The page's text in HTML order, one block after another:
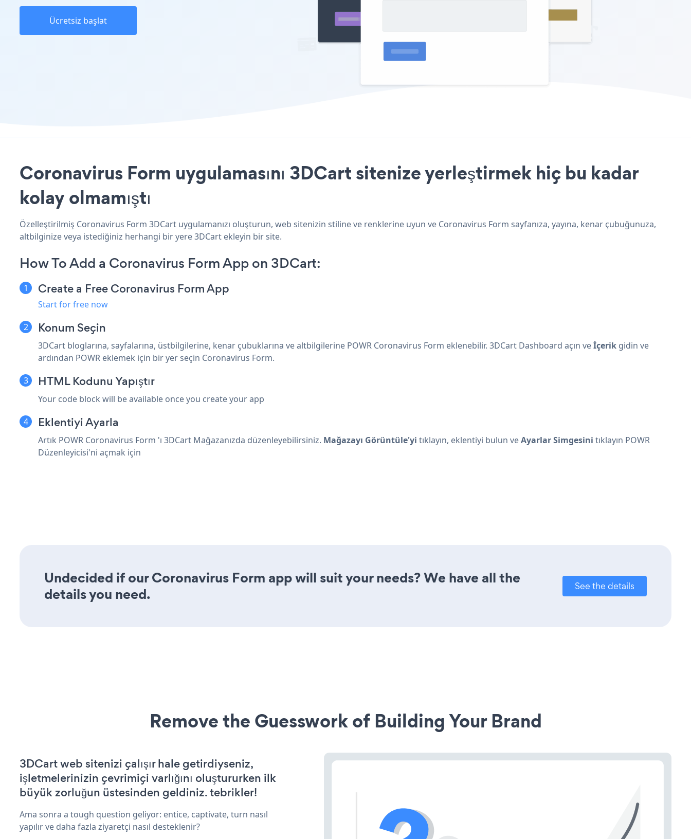
Ücretsiz başlat
Coronavirus Form uygulamasını 3DCart sitenize yerleştirmek hiç bu kadar
kolay olmamıştı
Özelleştirilmiş Coronavirus Form 3DCart uygulamanızı oluşturun, web sitenizin stiline ve renklerine uyun ve Coronavirus Form sayfanıza, yayına, kenar çubuğunuza,
altbilginize veya istediğiniz herhangi bir yere 3DCart ekleyin bir site.
How To Add a Coronavirus Form App on 3DCart:
Create a Free Coronavirus Form App
Start for free now
Konum Seçin
3DCart bloglarına, sayfalarına, üstbilgilerine, kenar çubuklarına ve altbilgilerine POWR Coronavirus Form eklenebilir. 3DCart Dashboard açın veİçerik gidin ve
ardından POWR eklemek için bir yer seçin Coronavirus Form.
HTML Kodunu Yapıştır
Your code block will be available once you create your app
Eklentiyi Ayarla
Artık POWR Coronavirus Form 'ı 3DCart Mağazanızda düzenleyebilirsiniz. Mağazayı Görüntüle'yi tıklayın, eklentiyi bulun veAyarlar Simgesini tıklayın POWR
Düzenleyicisi'ni açmak için
Undecided if our Coronavirus Form app will suit your needs? We have all the
details you need.
See the details
Remove the Guesswork of Building Your Brand
3DCart web sitenizi çalışır hale getirdiyseniz,
işletmelerinizin çevrimiçi varlığını oluştururken ilk
büyük zorluğun üstesinden geldiniz. tebrikler!
Ama sonra a tough question geliyor: entice, captivate, turn nasıl
yapılır ve daha fazla ziyaretçi nasıl desteklenir?